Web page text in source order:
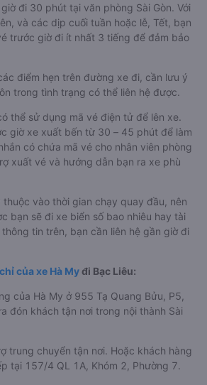
đi 30 phút tại văn phòng Sài Gòn. Với
và các dịp cuối tuần hoặc lễ, Tết, bạn
trước giờ đi ít nhất 3 tiếng để đảm bảo
điểm hẹn trên đường xe đi, cần lưu ý
trong tình trạng có thể liên hệ được.
thể sử dụng mã vé điện tử để lên xe.
giờ xe xuất bến từ 30 – 45 phút để làm
có chứa mã vé cho nhân viên phòng
xuất vé và hướng dẫn bạn ra xe phù
vào thời gian chạy quay đầu, nên
bạn sẽ đi xe biển số bao nhiêu hay tài
tin trên, bạn cần liên hệ gần giờ đi
của xe Hà Myđi Bạc Liêu:
của Hà My ở 955 Tạ Quang Bửu, P5,
đón khách tận nơi trong nội thành Sài
trung chuyển tận nơi. Hoặc khách hàng
tại 157/4 QL 1A, Khóm 2, Phường 7.